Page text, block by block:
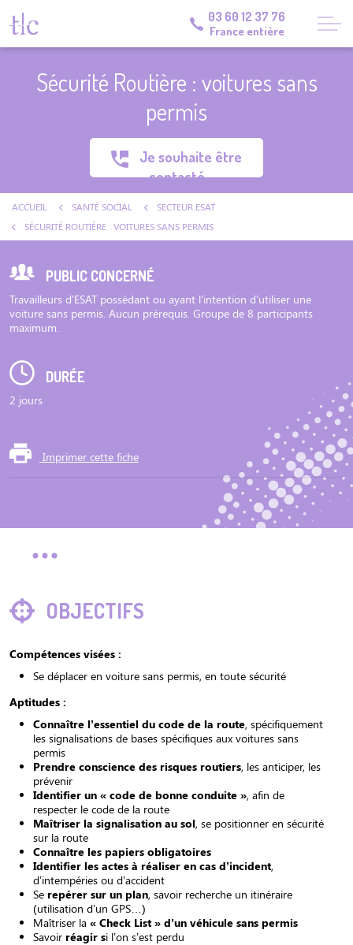
03 60 12 37 76
France entière
Sécurité Routière : voitures sans
permis
Je souhaite être
contacté
ACCUEIL SANTÉ SOCIAL
SECTEUR ESAT
SÉCURITÉ ROUTIÈRE : VOITURES SANS PERMIS
OBJECTIFS
Compétences visées :
Se déplacer en voiture sans permis, en toute sécurité
Aptitudes :
Connaître l’essentiel du code de la route, spécifiquement
les signalisations de bases spécifiques aux voitures sans
permis
Prendre conscience des risques routiers, les anticiper, les
prévenir
Identifier un « code de bonne conduite », afin de
respecter le code de la route
Maîtriser la signalisation au sol, se positionner en sécurité
sur la route
Connaître les papiers obligatoires
Identifier les actes à réaliser en cas d’incident,
d’intempéries ou d’accident
Se repérer sur un plan, savoir recherche un itinéraire
(utilisation d’un GPS…)
Maîtriser la « Check List » d’un véhicule sans permis
Savoir réagir si l’on s’est perdu
PUBLIC CONCERNÉ
Travailleurs d'ESAT possédant ou ayant l'intention d'utiliser une
voiture sans permis. Aucun prérequis. Groupe de 8 participants
maximum.
DURÉE
2 jours
Imprimer cette fiche